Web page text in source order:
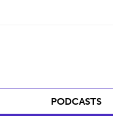
PODCASTS